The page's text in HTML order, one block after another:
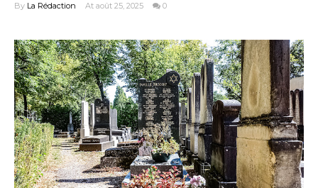
By La Rédaction At août 25, 2025 0